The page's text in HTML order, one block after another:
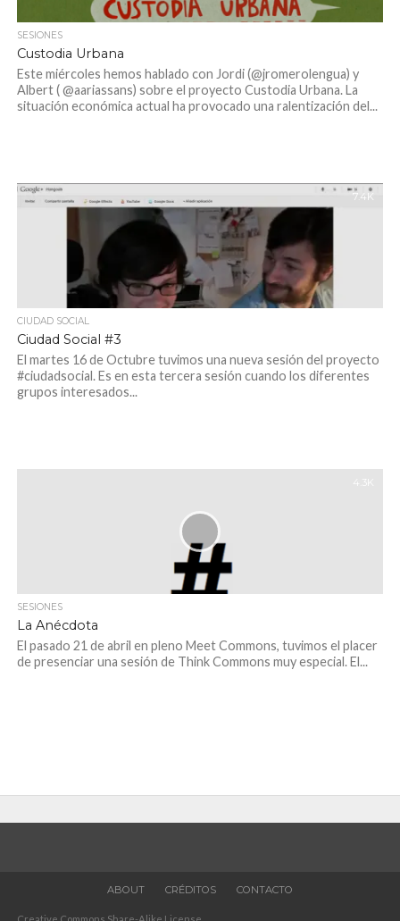
SESIONES
Custodia Urbana
Este miércoles hemos hablado con Jordi (@jromerolengua) y
Albert ( @aariassans) sobre el proyecto Custodia Urbana. La
situación económica actual ha provocado una ralentización del...
7.4K
CIUDAD SOCIAL
Ciudad Social #3
El martes 16 de Octubre tuvimos una nueva sesión del proyecto
#ciudadsocial. Es en esta tercera sesión cuando los diferentes
grupos interesados...
4.3K
SESIONES
La Anécdota
El pasado 21 de abril en pleno Meet Commons, tuvimos el placer
de presenciar una sesión de Think Commons muy especial. El...
ABOUT CRÉDITOS CONTACTO